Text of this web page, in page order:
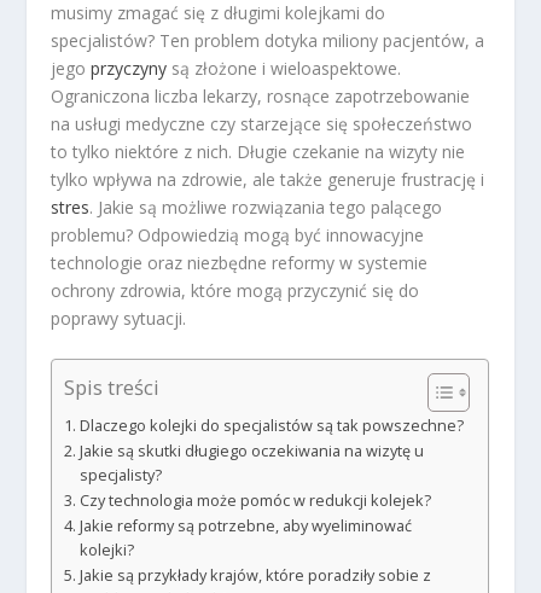
musimy zmagać się z długimi kolejkami do
specjalistów? Ten problem dotyka miliony pacjentów, a
jegoprzyczyny są złożone i wieloaspektowe.
Ograniczona liczba lekarzy, rosnące zapotrzebowanie
na usługi medyczne czy starzejące się społeczeństwo
to tylko niektóre z nich. Długie czekanie na wizyty nie
tylko wpływa na zdrowie, ale także generuje frustrację i
stres. Jakie są możliwe rozwiązania tego palącego
problemu? Odpowiedzią mogą być innowacyjne
technologie oraz niezbędne reformy w systemie
ochrony zdrowia, które mogą przyczynić się do
poprawy sytuacji.
Spis treści
Dlaczego kolejki do specjalistów są tak powszechne?
Jakie są skutki długiego oczekiwania na wizytę u
specjalisty?
Czy technologia może pomóc w redukcji kolejek?
Jakie reformy są potrzebne, aby wyeliminować
kolejki?
Jakie są przykłady krajów, które poradziły sobie z